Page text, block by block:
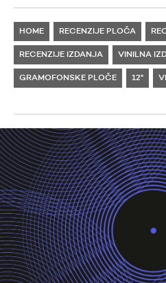
HOME RECENZIJE PLOČA
RECENZIJE IZDANJA VINILNA
GRAMOFONSKE PLOČE 12"